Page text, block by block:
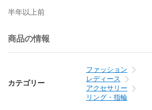
#リング #ダブルハート #ゴールドリング #
り
半年以上前
商品の情報
カテゴリー
ファッション
レディース
アクセサリー
リング・指輪